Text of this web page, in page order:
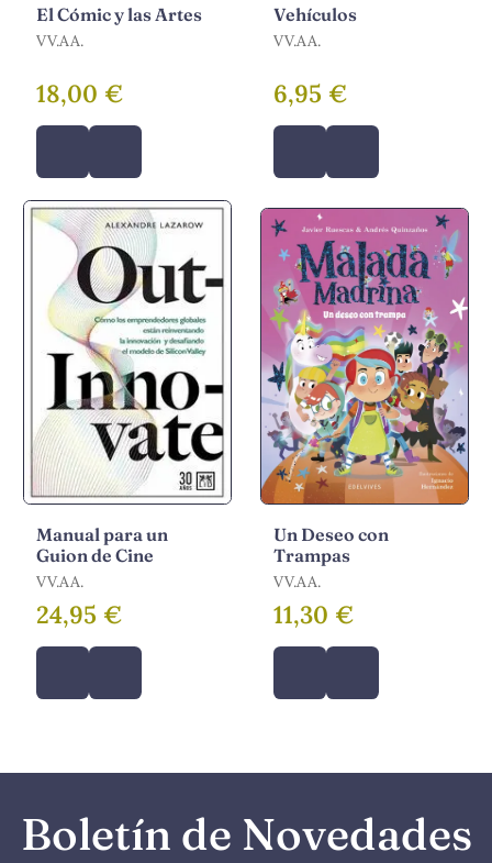
El Cómic y las Artes
VV.AA.
18,00 €
Vehículos
VV.AA.
6,95 €
Manual para un
Guion de Cine
VV.AA.
24,95 €
Un Deseo con
Trampas
VV.AA.
11,30 €
Boletín de Novedades